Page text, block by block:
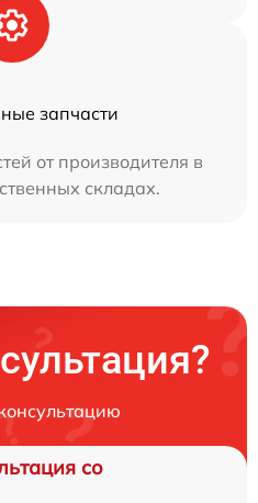
запчасти
от производителя в
складах.
со